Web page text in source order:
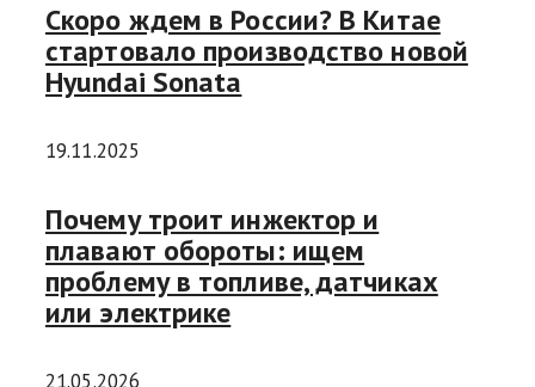
Скоро ждем в России? В Китае
стартовало производство новой
Hyundai Sonata
19.11.2025
Почему троит инжектор и
плавают обороты: ищем
проблему в топливе, датчиках
или электрике
21.05.2026